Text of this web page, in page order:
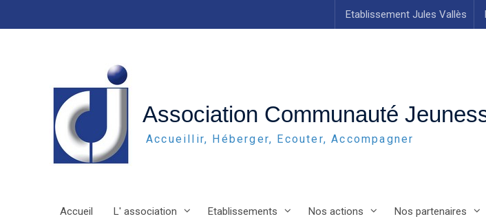
Etablissement Jules Vallès
Association Communauté
Accueillir, Héberger, Ecouter, Accompagner
Accueil L' association Etablissements Nos actions Nos partenaires